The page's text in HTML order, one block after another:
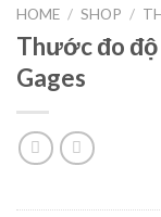
HOME / SHOP /
Thước đo độ
Gages